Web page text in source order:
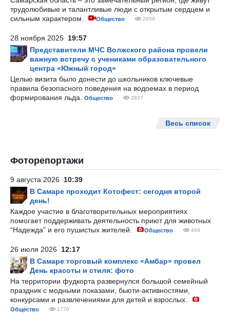
трудолюбивые и талантливые люди с открытым сердцем и
сильным характером.
Общество 2659
28 ноября 2025 19:57
Представители МЧС Волжского района провели
важную встречу с учениками образовательного
центра «Южный город»
Целью визита было донести до школьников ключевые
правила безопасного поведения на водоемах в период
формирования льда.
Общество 2837
Весь список
Фоторепортажи
9 августа 2026 10:39
В Самаре проходит Котофест: сегодня второй
день!
Каждое участие в благотворительных мероприятиях
помогает поддерживать деятельность приют для животных
“Надежда” и его пушистых жителей.
Общество 449
26 июля 2026 12:17
В Самаре торговый комплекс «Амбар» провел
День красоты и стиля: фото
На территории фудкорта развернулся большой семейный
праздник с модными показами, бьюти-активностями,
конкурсами и развлечениями для детей и взрослых.
Общество 1770